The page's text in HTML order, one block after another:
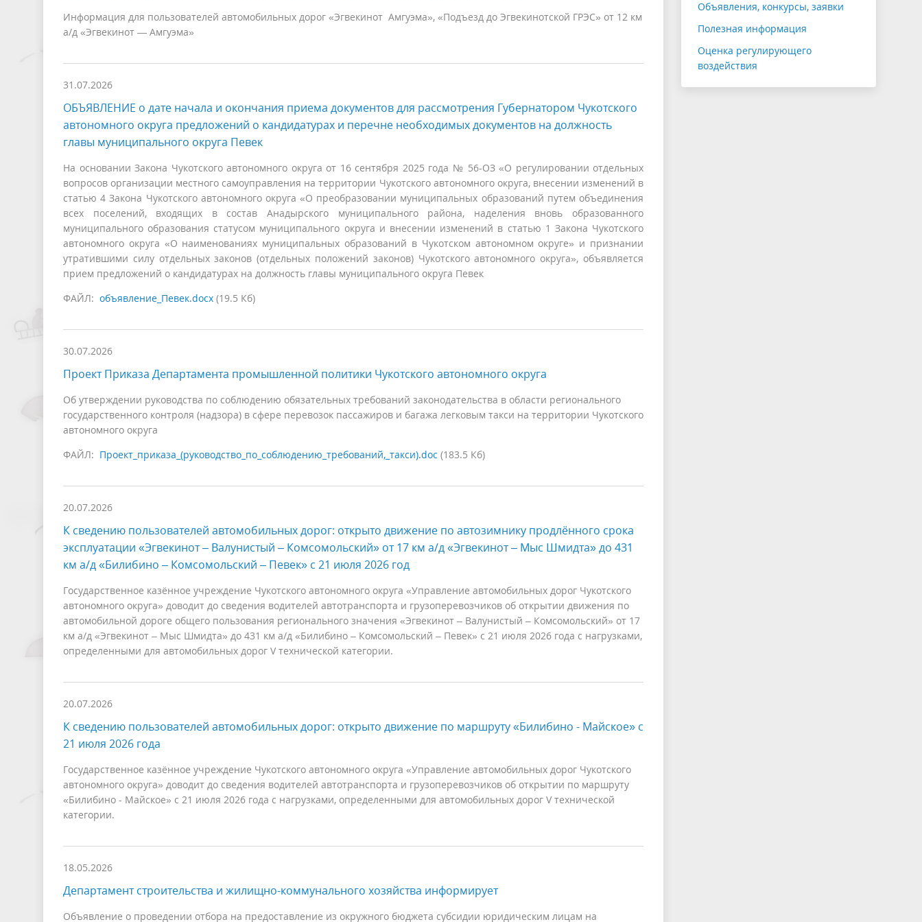
Информация для пользователей автомобильных дорог «Эгвекинот Амгуэма», «Подъезд до Эгвекинотской ГРЭС» от 12 км
а/д «Эгвекинот — Амгуэма»
31.07.2026
ОБЪЯВЛЕНИЕ о дате начала и окончания приема документов для рассмотрения Губернатором Чукотского
автономного округа предложений о кандидатурах и перечне необходимых документов на должность
главы муниципального округа Певек
На основании Закона Чукотского автономного округа от 16 сентября 2025 года № 56-ОЗ «О регулировании отдельных
вопросов организации местного самоуправления на территории Чукотского автономного округа, внесении изменений в
статью 4 Закона Чукотского автономного округа «О преобразовании муниципальных образований путем объединения
всех поселений, входящих в состав Анадырского муниципального района, наделения вновь образованного
муниципального образования статусом муниципального округа и внесении изменений в статью 1 Закона Чукотского
автономного округа «О наименованиях муниципальных образований в Чукотском автономном округе» и признании
утратившими силу отдельных законов (отдельных положений законов) Чукотского автономного округа», объявляется
прием предложений о кандидатурах на должность главы муниципального округа Певек
ФАЙЛ: объявление_Певек.docx (19.5 Кб)
30.07.2026
Проект Приказа Департамента промышленной политики Чукотского автономного округа
Об утверждении руководства по соблюдению обязательных требований законодательства в области регионального
государственного контроля (надзора) в сфере перевозок пассажиров и багажа легковым такси на территории Чукотского
автономного округа
ФАЙЛ: Проект_приказа_(руководство_по_соблюдению_требований,_такси).doc (183.5 Кб)
20.07.2026
К сведению пользователей автомобильных дорог: открыто движение по автозимнику продлённого срока
эксплуатации «Эгвекинот – Валунистый – Комсомольский» от 17 км а/д «Эгвекинот – Мыс Шмидта» до 431
км а/д «Билибино – Комсомольский – Певек» с 21 июля 2026 год
Государственное казённое учреждение Чукотского автономного округа «Управление автомобильных дорог Чукотского
автономного округа» доводит до сведения водителей автотранспорта и грузоперевозчиков об открытии движения по
автомобильной дороге общего пользования регионального значения «Эгвекинот – Валунистый – Комсомольский» от 17
км а/д «Эгвекинот – Мыс Шмидта» до 431 км а/д «Билибино – Комсомольский – Певек» с 21 июля 2026 года с нагрузками,
определенными для автомобильных дорог V технической категории.
20.07.2026
К сведению пользователей автомобильных дорог: открыто движение по маршруту «Билибино - Майское» с
21 июля 2026 года
Государственное казённое учреждение Чукотского автономного округа «Управление автомобильных дорог Чукотского
автономного округа» доводит до сведения водителей автотранспорта и грузоперевозчиков об открытии по маршруту
«Билибино - Майское» с 21 июля 2026 года с нагрузками, определенными для автомобильных дорог V технической
категории.
18.05.2026
Департамент строительства и жилищно-коммунального хозяйства информирует
Объявление о проведении отбора на предоставление из окружного бюджета субсидии юридическим лицам на
Объявления, конкурсы, заявки
Полезная информация
Оценка регулирующего
воздействия